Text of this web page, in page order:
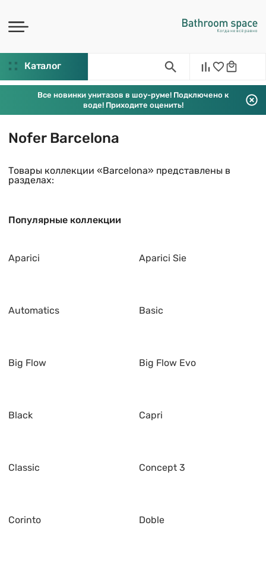
Каталог
Все новинки унитазов в шоу-руме! Подключено к
воде! Приходите оценить!
Nofer Barcelona
Товары коллекции «Barcelona» представлены в
разделах:
Популярные коллекции
Aparici Aparici Sie
Automatics Basic
Big Flow Big Flow Evo
Black Capri
Classic Concept 3
Corinto Doble